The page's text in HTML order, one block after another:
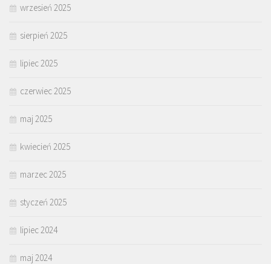
wrzesień 2025
sierpień 2025
lipiec 2025
czerwiec 2025
maj 2025
kwiecień 2025
marzec 2025
styczeń 2025
lipiec 2024
maj 2024